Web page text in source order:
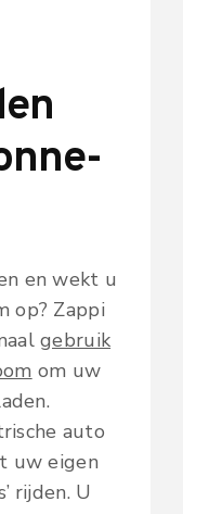
en wekt u
op? Zappi
gebruik
om uw
auto
uw eigen
rijden. U